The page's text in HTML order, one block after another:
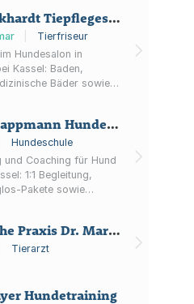
Marlen Eckhardt Tiepflegesalon
Tierfriseur
Hundesalon in
Kassel: Baden,
Bäder sowie
10 km.
Jessica Knappmann Hunde • Menschen • Dialoge
Hundeschule
und Coaching für Hund
1:1 Begleitung,
Pakete sowie
Tierärztliche Praxis Dr. Mario Erler
Tierarzt
Hundetraining